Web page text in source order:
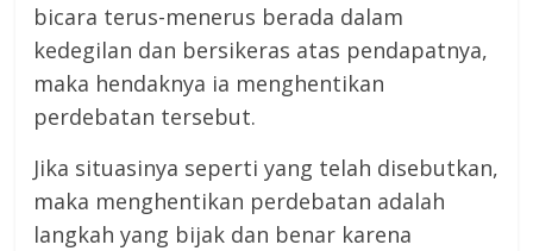
bicara terus-menerus berada dalam
kedegilan dan bersikeras atas pendapatnya,
maka hendaknya ia menghentikan
perdebatan tersebut.
Jika situasinya seperti yang telah disebutkan,
maka menghentikan perdebatan adalah
langkah yang bijak dan benar karena